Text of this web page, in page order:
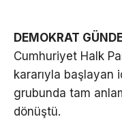
DEMOKRAT
Cumhuriyet Halk
kararıyla başlayan
grubunda tam
dönüştü.